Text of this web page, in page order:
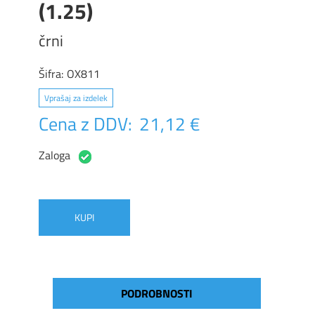
(1.25)
črni
Šifra: OX811
Vprašaj za izdelek
Cena z DDV: 21,12 €
Zaloga
KUPI
PODROBNOSTI